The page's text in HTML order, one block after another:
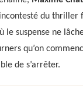
du thriller
le suspense ne
qu’on
de s’arrêter.